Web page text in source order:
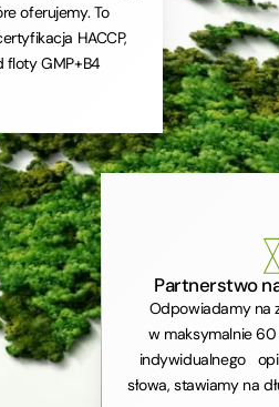
oferujemy. To
HACCP,
floty GMP+B4
Partnerstwo
Odpowiadamy
w maksymalnie
indywidualnego
słowa, stawiamy na